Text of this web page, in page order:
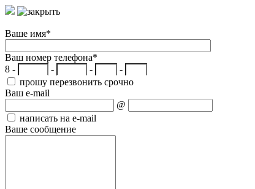
Ваше имя*
Ваш номер телефона*
8 -
- -
-
прошу перезвонить срочно
Ваш e-mail
@
написать на e-mail
Ваше сообщение